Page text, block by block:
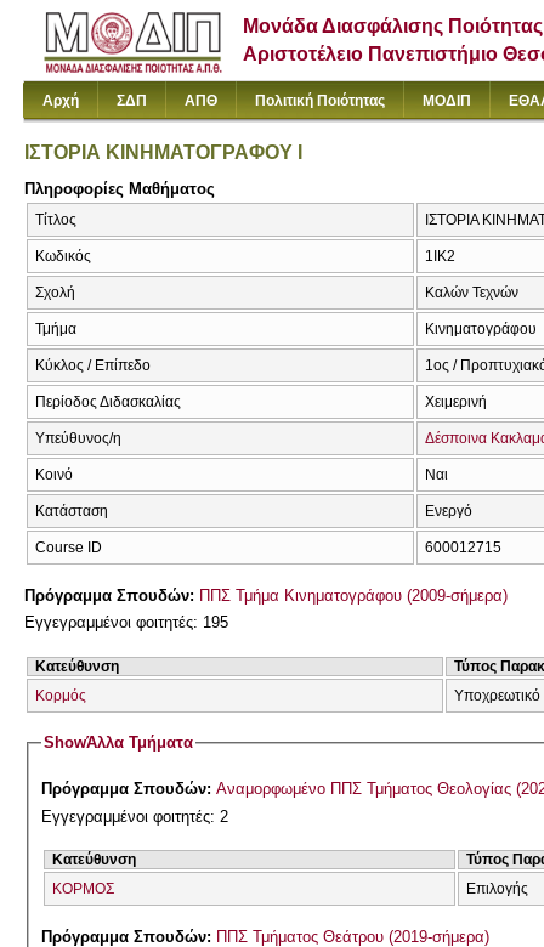
Μονάδα Διασφάλισης Ποιότητας
Αριστοτέλειο Πανεπιστήμιο
Αρχή ΣΔΠ ΑΠΘ Πολιτική Ποιότητας ΜΟΔΙΠ
ΙΣΤΟΡΙΑ ΚΙΝΗΜΑΤΟΓΡΑΦΟΥ Ι
Πληροφορίες Μαθήματος
Τίτλος ΙΣΤΟΡΙΑ
Κωδικός 1ΙΚ2
Σχολή Καλών Τεχνών
Τμήμα Κινηματογράφου
Κύκλος / Επίπεδο 1ος /
Περίοδος Διδασκαλίας Χειμερινή
Υπεύθυνος/η Δέσποινα
Κοινό Ναι
Κατάσταση Ενεργό
Course ID 600012715
Πρόγραμμα Σπουδών: ΠΠΣ Τμήμα Κινηματογράφου (2009-σήμερα)
Εγγεγραμμένοι φοιτητές: 195
Κατεύθυνση
Τύπος
Κορμός
Υποχρεωτικό
ShowΆλλα Τμήματα
Πρόγραμμα Σπουδών:
Αναμορφωμένο
Εγγεγραμμένοι φοιτητές: 2
Κατεύθυνση
Τύπος
ΚΟΡΜΟΣ
Επιλογής
Πρόγραμμα Σπουδών: ΠΠΣ Τμήματος Θεάτρου (2019-σήμερα)